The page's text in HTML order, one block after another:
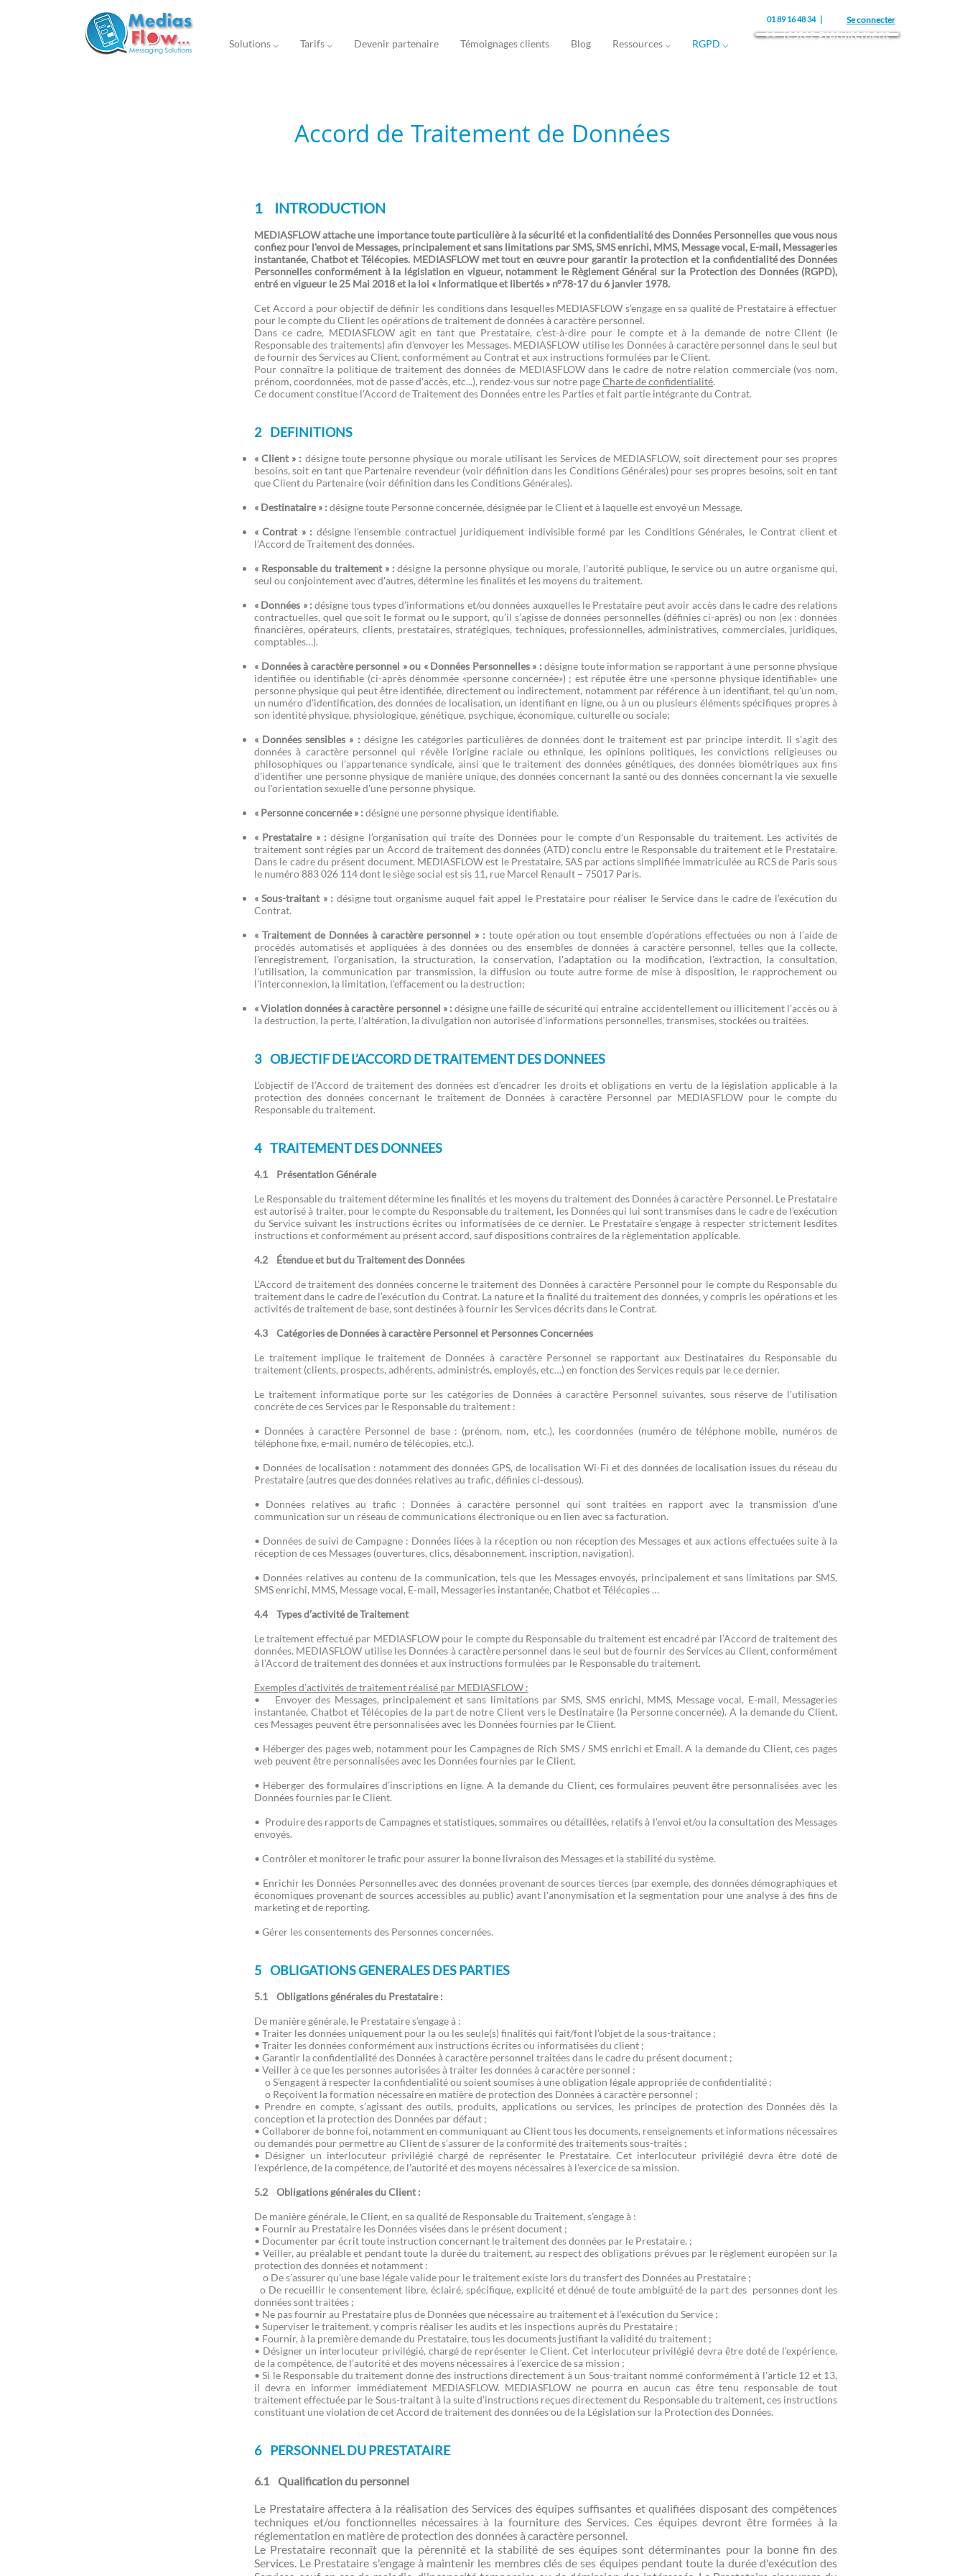
01 89 16 48 34 | Se connecter
Solutions ⌵ Tarifs ⌵ Devenir partenaire Témoignages clients Blog Ressources ⌵ RGPD ⌵
>> Testez gratuitement
Accord de Traitement de Données
1 INTRODUCTION
MEDIASFLOW attache une importance toute particulière à la sécurité et la confidentialité des Données Personnelles que vous nous
confiez pour l'envoi de Messages, principalement et sans limitations par SMS, SMS enrichi, MMS, Message vocal, E-mail, Messageries
instantanée, Chatbot et Télécopies. MEDIASFLOW met tout en œuvre pour garantir la protection et la confidentialité des Données
Personnelles conformément à la législation en vigueur, notamment le Règlement Général sur la Protection des Données (RGPD),
entré en vigueur le 25 Mai 2018 et la loi « Informatique et libertés » n°78-17 du 6 janvier 1978.
Cet Accord a pour objectif de définir les conditions dans lesquelles MEDIASFLOW s’engage en sa qualité de Prestataire à effectuer
pour le compte du Client les opérations de traitement de données à caractère personnel.
Dans ce cadre, MEDIASFLOW agit en tant que Prestataire, c’est-à-dire pour le compte et à la demande de notre Client (le
Responsable des traitements) afin d'envoyer les Messages. MEDIASFLOW utilise les Données à caractère personnel dans le seul but
de fournir des Services au Client, conformément au Contrat et aux instructions formulées par le Client.
Pour connaître la politique de traitement des données de MEDIASFLOW dans le cadre de notre relation commerciale (vos nom,
prénom, coordonnées, mot de passe d'accès, etc...), rendez-vous sur notre pageCharte de confidentialité.
Ce document constitue l’Accord de Traitement des Données entre les Parties et fait partie intégrante du Contrat.
2 DEFINITIONS
« Client » : désigne toute personne physique ou morale utilisant les Services de MEDIASFLOW, soit directement pour ses propres
besoins, soit en tant que Partenaire revendeur (voir définition dans les Conditions Générales) pour ses propres besoins, soit en tant
que Client du Partenaire (voir définition dans les Conditions Générales).
« Destinataire » : désigne toute Personne concernée, désignée par le Client et à laquelle est envoyé un Message.
« Contrat » : désigne l’ensemble contractuel juridiquement indivisible formé par les Conditions Générales, le Contrat client et
l’Accord de Traitement des données.
« Responsable du traitement » : désigne la personne physique ou morale, l'autorité publique, le service ou un autre organisme qui,
seul ou conjointement avec d'autres, détermine les finalités et les moyens du traitement.
« Données » : désigne tous types d’informations et/ou données auxquelles le Prestataire peut avoir accès dans le cadre des relations
contractuelles, quel que soit le format ou le support, qu’il s’agisse de données personnelles (définies ci-après) ou non (ex : données
financières, opérateurs, clients, prestataires, stratégiques, techniques, professionnelles, administratives, commerciales, juridiques,
comptables…).
« Données à caractère personnel » ou « Données Personnelles » : désigne toute information se rapportant à une personne physique
identifiée ou identifiable (ci-après dénommée «personne concernée») ; est réputée être une «personne physique identifiable» une
personne physique qui peut être identifiée, directement ou indirectement, notamment par référence à un identifiant, tel qu'un nom,
un numéro d'identification, des données de localisation, un identifiant en ligne, ou à un ou plusieurs éléments spécifiques propres à
son identité physique, physiologique, génétique, psychique, économique, culturelle ou sociale;
« Données sensibles » : désigne les catégories particulières de données dont le traitement est par principe interdit. Il s’agit des
données à caractère personnel qui révèle l'origine raciale ou ethnique, les opinions politiques, les convictions religieuses ou
philosophiques ou l'appartenance syndicale, ainsi que le traitement des données génétiques, des données biométriques aux fins
d'identifier une personne physique de manière unique, des données concernant la santé ou des données concernant la vie sexuelle
ou l'orientation sexuelle d'une personne physique.
« Personne concernée » : désigne une personne physique identifiable.
« Prestataire » :désigne l’organisation qui traite des Données pour le compte d’un Responsable du traitement. Les activités de
traitement sont régies par un Accord de traitement des données (ATD) conclu entre le Responsable du traitement et le Prestataire.
Dans le cadre du présent document, MEDIASFLOW est le Prestataire, SAS par actions simplifiée immatriculée au RCS de Paris sous
le numéro 883 026 114 dont le siège social est sis 11, rue Marcel Renault – 75017 Paris.
« Sous-traitant » : désigne tout organisme auquel fait appel le Prestataire pour réaliser le Service dans le cadre de l’exécution du
Contrat.
« Traitement de Données à caractère personnel » : toute opération ou tout ensemble d'opérations effectuées ou non à l'aide de
procédés automatisés et appliquées à des données ou des ensembles de données à caractère personnel, telles que la collecte,
l'enregistrement, l'organisation, la structuration, la conservation, l'adaptation ou la modification, l'extraction, la consultation,
l'utilisation, la communication par transmission, la diffusion ou toute autre forme de mise à disposition, le rapprochement ou
l'interconnexion, la limitation, l'effacement ou la destruction;
« Violation données à caractère personnel » : désigne une faille de sécurité qui entraîne accidentellement ou illicitement l’accès ou à
la destruction, la perte, l’altération, la divulgation non autorisée d’informations personnelles, transmises, stockées ou traitées.
3 OBJECTIF DE L’ACCORD DE TRAITEMENT DES DONNEES
L’objectif de l’Accord de traitement des données est d’encadrer les droits et obligations en vertu de la législation applicable à la
protection des données concernant le traitement de Données à caractère Personnel par MEDIASFLOW pour le compte du
Responsable du traitement.
4 TRAITEMENT DES DONNEES
4.1 Présentation Générale
Le Responsable du traitement détermine les finalités et les moyens du traitement des Données à caractère Personnel. Le Prestataire
est autorisé à traiter, pour le compte du Responsable du traitement, les Données qui lui sont transmises dans le cadre de l’exécution
du Service suivant les instructions écrites ou informatisées de ce dernier. Le Prestataire s’engage à respecter strictement lesdites
instructions et conformément au présent accord, sauf dispositions contraires de la règlementation applicable.
4.2 Étendue et but du Traitement des Données
L’Accord de traitement des données concerne le traitement des Données à caractère Personnel pour le compte du Responsable du
traitement dans le cadre de l’exécution du Contrat. La nature et la finalité du traitement des données, y compris les opérations et les
activités de traitement de base, sont destinées à fournir les Services décrits dans le Contrat.
4.3 Catégories de Données à caractère Personnel et Personnes Concernées
Le traitement implique le traitement de Données à caractère Personnel se rapportant aux Destinataires du Responsable du
traitement (clients, prospects, adhérents, administrés, employés, etc…) en fonction des Services requis par le ce dernier.
Le traitement informatique porte sur les catégories de Données à caractère Personnel suivantes, sous réserve de l'utilisation
concrète de ces Services par le Responsable du traitement :
• Données à caractère Personnel de base : (prénom, nom, etc.), les coordonnées (numéro de téléphone mobile, numéros de
téléphone fixe, e-mail, numéro de télécopies, etc.).
• Données de localisation : notamment des données GPS, de localisation Wi-Fi et des données de localisation issues du réseau du
Prestataire (autres que des données relatives au trafic, définies ci-dessous).
• Données relatives au trafic : Données à caractère personnel qui sont traitées en rapport avec la transmission d’une
communication sur un réseau de communications électronique ou en lien avec sa facturation.
• Données de suivi de Campagne : Données liées à la réception ou non réception des Messages et aux actions effectuées suite à la
réception de ces Messages (ouvertures, clics, désabonnement, inscription, navigation).
• Données relatives au contenu de la communication, tels que les Messages envoyés, principalement et sans limitations par SMS,
SMS enrichi, MMS, Message vocal, E-mail, Messageries instantanée, Chatbot et Télécopies …
4.4 Types d’activité de Traitement
Le traitement effectué par MEDIASFLOW pour le compte du Responsable du traitement est encadré par l’Accord de traitement des
données. MEDIASFLOW utilise les Données à caractère personnel dans le seul but de fournir des Services au Client, conformément
à l’Accord de traitement des données et aux instructions formulées par le Responsable du traitement.
Exemples d’activités de traitement réalisé par MEDIASFLOW :
• Envoyer des Messages, principalement et sans limitations par SMS, SMS enrichi, MMS, Message vocal, E-mail, Messageries
instantanée, Chatbot et Télécopies de la part de notre Client vers le Destinataire (la Personne concernée). A la demande du Client,
ces Messages peuvent être personnalisées avec les Données fournies par le Client.
• Héberger des pages web, notamment pour les Campagnes de Rich SMS / SMS enrichi et Email. A la demande du Client, ces pages
web peuvent être personnalisées avec les Données fournies par le Client.
• Héberger des formulaires d’inscriptions en ligne. A la demande du Client, ces formulaires peuvent être personnalisées avec les
Données fournies par le Client.
• Produire des rapports de Campagnes et statistiques, sommaires ou détaillées, relatifs à l’envoi et/ou la consultation des Messages
envoyés.
• Contrôler et monitorer le trafic pour assurer la bonne livraison des Messages et la stabilité du système.
• Enrichir les Données Personnelles avec des données provenant de sources tierces (par exemple, des données démographiques et
économiques provenant de sources accessibles au public) avant l'anonymisation et la segmentation pour une analyse à des fins de
marketing et de reporting.
• Gérer les consentements des Personnes concernées.
5 OBLIGATIONS GENERALES DES PARTIES
5.1 Obligations générales du Prestataire :
De manière générale, le Prestataire s’engage à :
• Traiter les données uniquement pour la ou les seule(s) finalités qui fait/font l’objet de la sous-traitance ;
• Traiter les données conformément aux instructions écrites ou informatisées du client ;
• Garantir la confidentialité des Données à caractère personnel traitées dans le cadre du présent document ;
• Veiller à ce que les personnes autorisées à traiter les données à caractère personnel :
o S’engagent à respecter la confidentialité ou soient soumises à une obligation légale appropriée de confidentialité ;
o Reçoivent la formation nécessaire en matière de protection des Données à caractère personnel ;
• Prendre en compte, s’agissant des outils, produits, applications ou services, les principes de protection des Données dès la
conception et la protection des Données par défaut ;
• Collaborer de bonne foi, notamment en communiquant au Client tous les documents, renseignements et informations nécessaires
ou demandés pour permettre au Client de s’assurer de la conformité des traitements sous-traités ;
• Désigner un interlocuteur privilégié chargé de représenter le Prestataire. Cet interlocuteur privilégié devra être doté de
l’expérience, de la compétence, de l’autorité et des moyens nécessaires à l’exercice de sa mission.
5.2 Obligations générales du Client :
De manière générale, le Client, en sa qualité de Responsable du Traitement, s’engage à :
• Fournir au Prestataire les Données visées dans le présent document ;
• Documenter par écrit toute instruction concernant le traitement des données par le Prestataire. ;
• Veiller, au préalable et pendant toute la durée du traitement, au respect des obligations prévues par le règlement européen sur la
protection des données et notamment :
o De s’assurer qu’une base légale valide pour le traitement existe lors du transfert des Données au Prestataire ;
o De recueillir le consentement libre, éclairé, spécifique, explicité et dénué de toute ambiguïté de la part des personnes dont les
données sont traitées ;
• Ne pas fournir au Prestataire plus de Données que nécessaire au traitement et à l’exécution du Service ;
• Superviser le traitement, y compris réaliser les audits et les inspections auprès du Prestataire ;
• Fournir, à la première demande du Prestataire, tous les documents justifiant la validité du traitement ;
• Désigner un interlocuteur privilégié, chargé de représenter le Client. Cet interlocuteur privilégié devra être doté de l’expérience,
de la compétence, de l’autorité et des moyens nécessaires à l’exercice de sa mission ;
• Si le Responsable du traitement donne des instructions directement à un Sous-traitant nommé conformément à l'article 12 et 13,
il devra en informer immédiatement MEDIASFLOW. MEDIASFLOW ne pourra en aucun cas être tenu responsable de tout
traitement effectuée par le Sous-traitant à la suite d’instructions reçues directement du Responsable du traitement, ces instructions
constituant une violation de cet Accord de traitement des données ou de la Législation sur la Protection des Données.
6 PERSONNEL DU PRESTATAIRE
6.1 Qualification du personnel
Le Prestataire affectera à la réalisation des Services des équipes suffisantes et qualifiées disposant des compétences
techniques et/ou fonctionnelles nécessaires à la fourniture des Services. Ces équipes devront être formées à la
réglementation en matière de protection des données à caractère personnel.
Le Prestataire reconnaît que la pérennité et la stabilité de ses équipes sont déterminantes pour la bonne fin des
Services. Le Prestataire s'engage à maintenir les membres clés de ses équipes pendant toute la durée d'exécution des